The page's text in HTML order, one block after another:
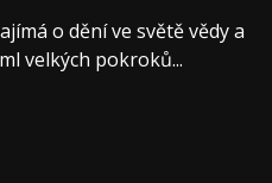
o dění ve světě vědy a
velkých pokroků...